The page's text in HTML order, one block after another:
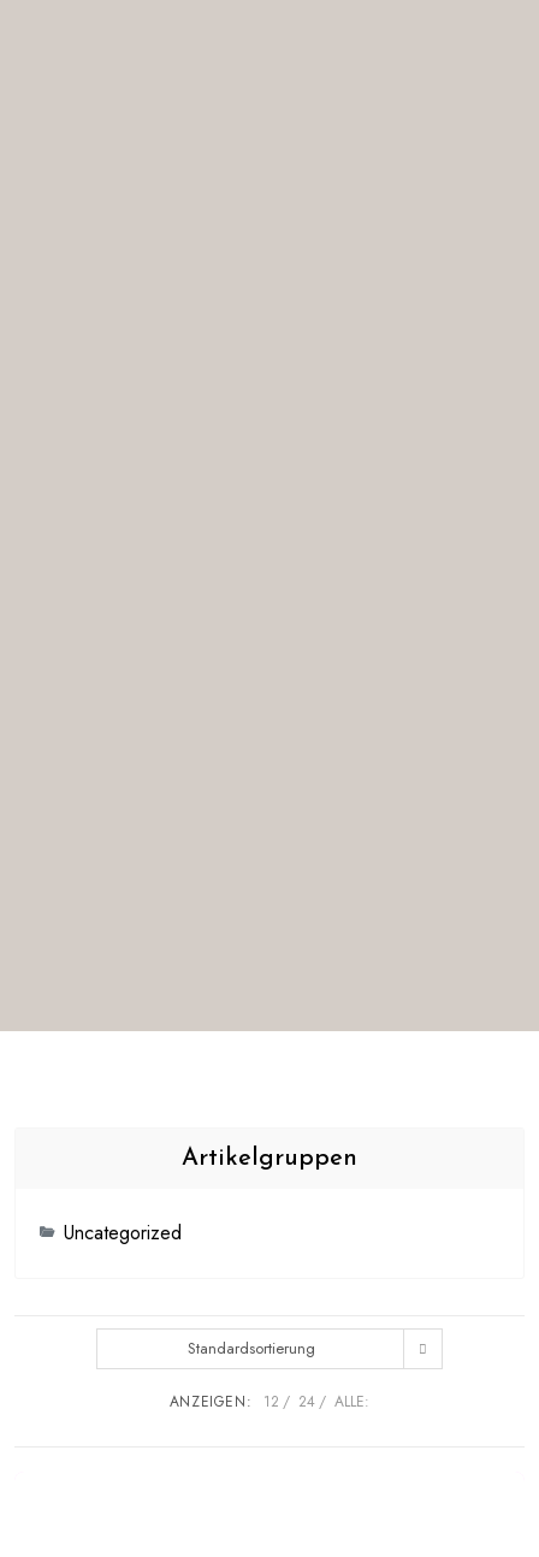
Standardsortierung
ANZEIGEN: 12 24 ALLE:
Artikelgruppen
Uncategorized